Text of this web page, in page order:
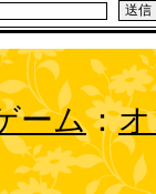
ーム：